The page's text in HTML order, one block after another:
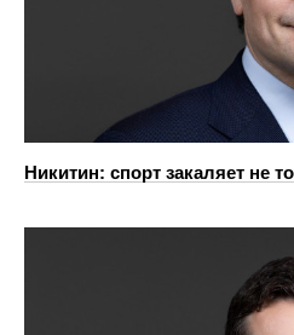
Никитин: спорт закаляет не